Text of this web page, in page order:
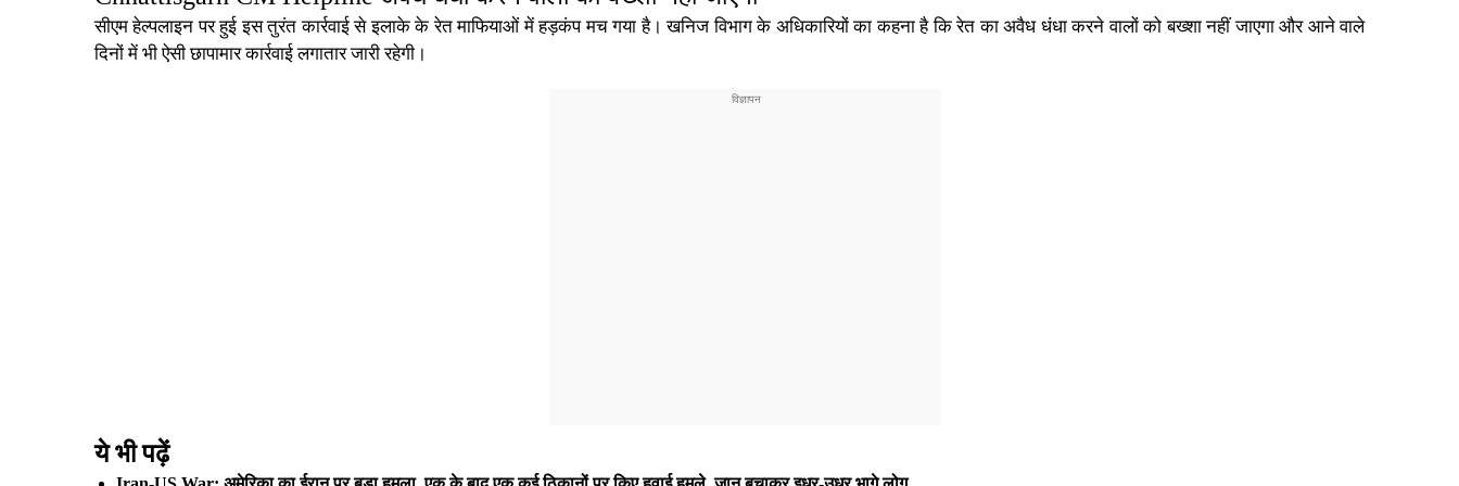
सीएम हेल्पलाइन पर हुई इस तुरंत कार्रवाई से इलाके के रेत माफियाओं में हड़कंप मच गया है। खनिज विभाग के अधिकारियों का कहना है कि रेत का अवैध धंधा करने वालों को बख्शा नहीं जाएगा और आने वाले
दिनों में भी ऐसी छापामार कार्रवाई लगातार जारी रहेगी।
ये भी पढ़ें